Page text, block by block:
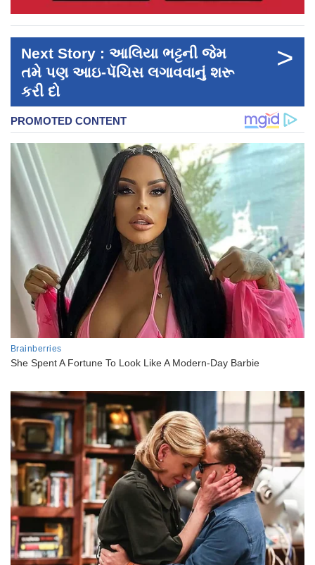
Next Story : આલિયા ભટ્ટની જેમ
તમે પણ આઇ-પૅચિસ લગાવવાનું શરૂ
કરી દો
>